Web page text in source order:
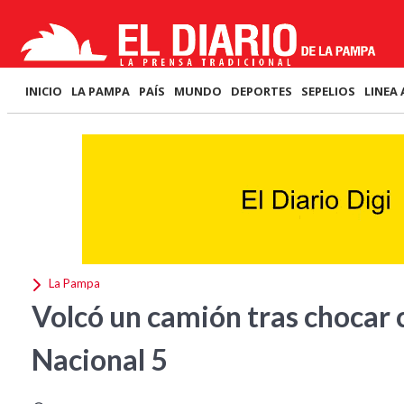
INICIO LA PAMPA PAÍS MUNDO DEPORTES SEPELIOS LINEA
La Pampa
Volcó un camión tras chocar
Nacional 5